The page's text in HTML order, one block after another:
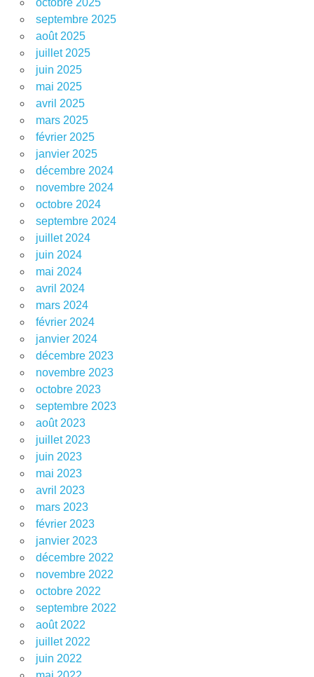
octobre 2025
septembre 2025
août 2025
juillet 2025
juin 2025
mai 2025
avril 2025
mars 2025
février 2025
janvier 2025
décembre 2024
novembre 2024
octobre 2024
septembre 2024
juillet 2024
juin 2024
mai 2024
avril 2024
mars 2024
février 2024
janvier 2024
décembre 2023
novembre 2023
octobre 2023
septembre 2023
août 2023
juillet 2023
juin 2023
mai 2023
avril 2023
mars 2023
février 2023
janvier 2023
décembre 2022
novembre 2022
octobre 2022
septembre 2022
août 2022
juillet 2022
juin 2022